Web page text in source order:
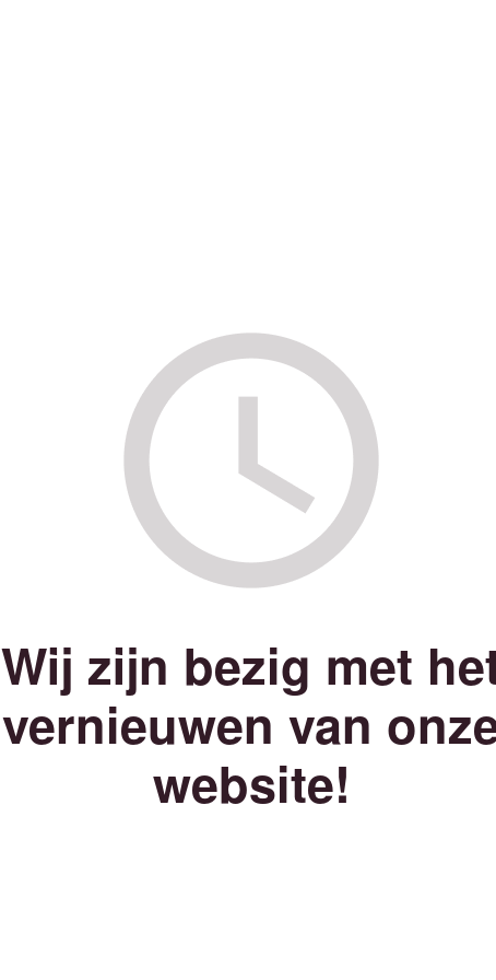
Wij zijn bezig met
vernieuwen van
website!